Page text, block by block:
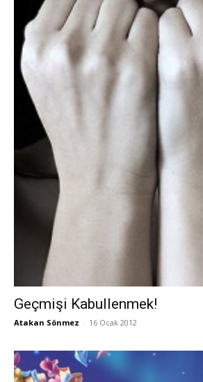
Geçmişi Kabullenmek!
Atakan Sönmez - 16 Ocak 2012